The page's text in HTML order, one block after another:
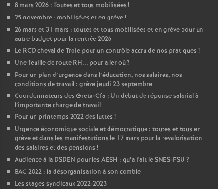
8 mars 2026 : Toutes et tous mobilisées !
25 novembre : mobilisé·es et en grève!
26 mars et 31 mars : toutes et tous mobilisées et en grève pour un
autre budget pour la rentrée 2026
Le RCD cheval de Troie pour un contrôle accru de nos pratiques !
Une feuille de route RH... pour aller où?
Pour un plan d’urgence dans l’éducation, nos salaires, nos
conditions de travail : grève jeudi 23 septembre
Coordonnateurs des Greta-Cfa : Un début de réponse salarial à
l’importante charge de travail
Pour un printemps 2022 des luttes !
Urgence économique sociale et démocratique : toutes et tous en
grève et dans les manifestations le 17 mars pour la revalorisation
des salaires et des pensions !
Audience à la DSDEN pour les AESH : qu’a fait le SNES-FSU ?
BAC 2022 : la désorganisation à son comble
Les stages syndicaux 2022-2023